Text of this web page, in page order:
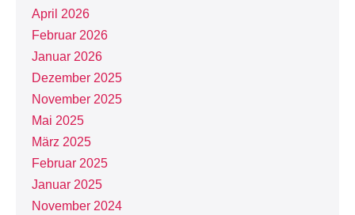
April 2026
Februar 2026
Januar 2026
Dezember 2025
November 2025
Mai 2025
März 2025
Februar 2025
Januar 2025
November 2024